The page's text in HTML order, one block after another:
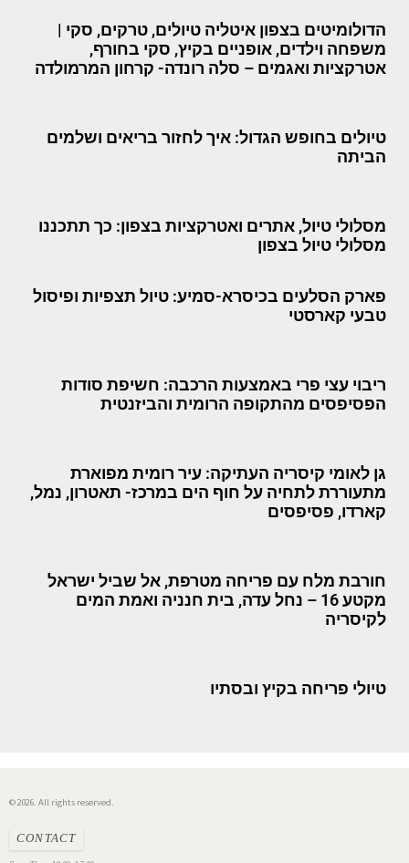
הדולומיטים בצפון איטליה טיולים, טרקים, סקי |
משפחה וילדים, אופניים בקיץ, סקי בחורף,
אטרקציות ואגמים – סלה רונדה- קרחון המרמולדה
טיולים בחופש הגדול: איך לחזור בריאים ושלמים
הביתה
מסלולי טיול, אתרים ואטרקציות בצפון: כך תתכננו
מסלולי טיול בצפון
פארק הסלעים בכיסרא-סמיע: טיול תצפיות ופיסול
טבעי קארסטי
ריבוי עצי פרי באמצעות הרכבה: חשיפת סודות
הפסיפסים מהתקופה הרומית והביזנטית
גן לאומי קיסריה העתיקה: עיר רומית מפוארת
מתעוררת לתחיה על חוף הים במרכז- תאטרון, נמל,
קארדו, פסיפסים
חורבת מלח עם פריחה מטרפת, אל שביל ישראל
מקטע 16 – נחל עדה, בית חנניה ואמת המים
לקיסריה
טיולי פריחה בקיץ ובסתיו
© 2026. All rights reserved.
CONTACT